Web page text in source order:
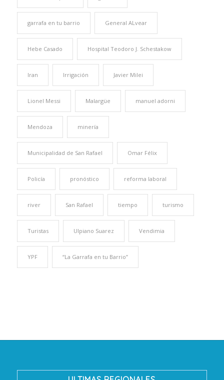
garrafa en tu barrio General ALvear
Hebe Casado Hospital Teodoro J. Schestakow
Iran Irrigación Javier Milei
Lionel Messi Malargüe manuel adorni
Mendoza minería
Municipalidad de San Rafael Omar Félix
Policía pronóstico reforma laboral
river San Rafael tiempo turismo
Turistas Ulpiano Suarez Vendimia
YPF “La Garrafa en tu Barrio”